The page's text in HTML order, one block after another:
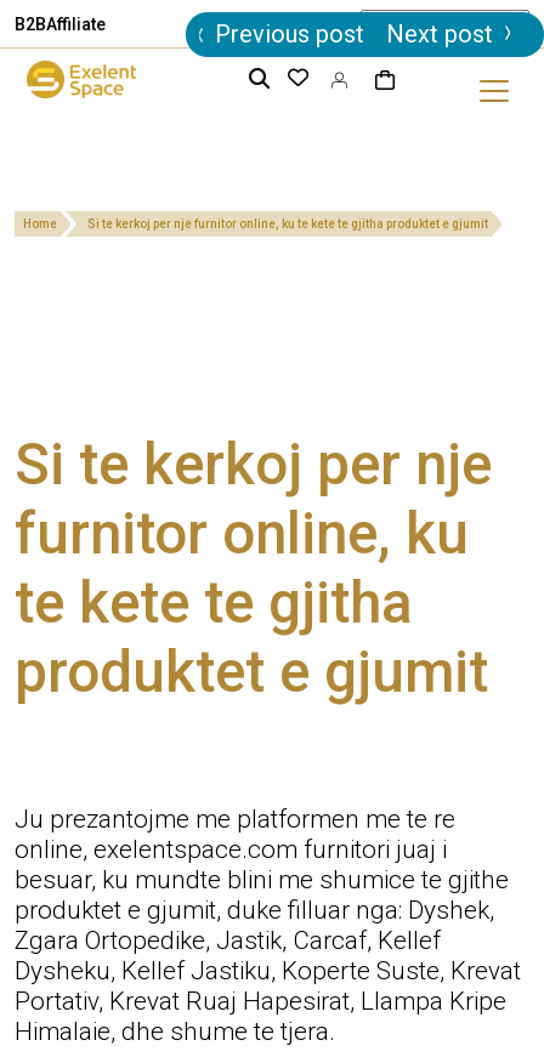
B2BAffiliate
Home Si te kerkoj per nje furnitor online, ku te kete te gjitha produktet e gjumit
Si te kerkoj per nje
furnitor online, ku
te kete te gjitha
produktet e gjumit
Ju prezantojme me platformen me te re
online, exelentspace.com furnitori juaj i
besuar, ku mundte blini me shumice te gjithe
produktet e gjumit, duke filluar nga: Dyshek,
Zgara Ortopedike, Jastik, Carcaf, Kellef
Dysheku, Kellef Jastiku, Koperte Suste, Krevat
Portativ, Krevat Ruaj Hapesirat, Llampa Kripe
Himalaie, dhe shume te tjera.
Post
navigation
Previous post Next post